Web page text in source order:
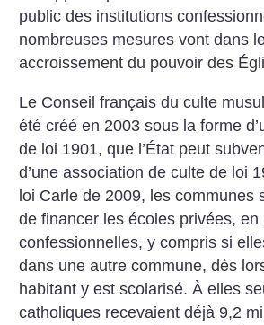
public des institutions
nombreuses mesures vont dans
accroissement du pouvoir des
Le Conseil français du culte
été créé en 2003 sous la forme
de loi 1901, que l’État peut
d’une association de culte de loi
loi Carle de 2009, les communes
de financer les écoles privées, en
confessionnelles, y compris si
dans une autre commune, dès
habitant y est scolarisé. À elles
catholiques recevaient déjà 9,2